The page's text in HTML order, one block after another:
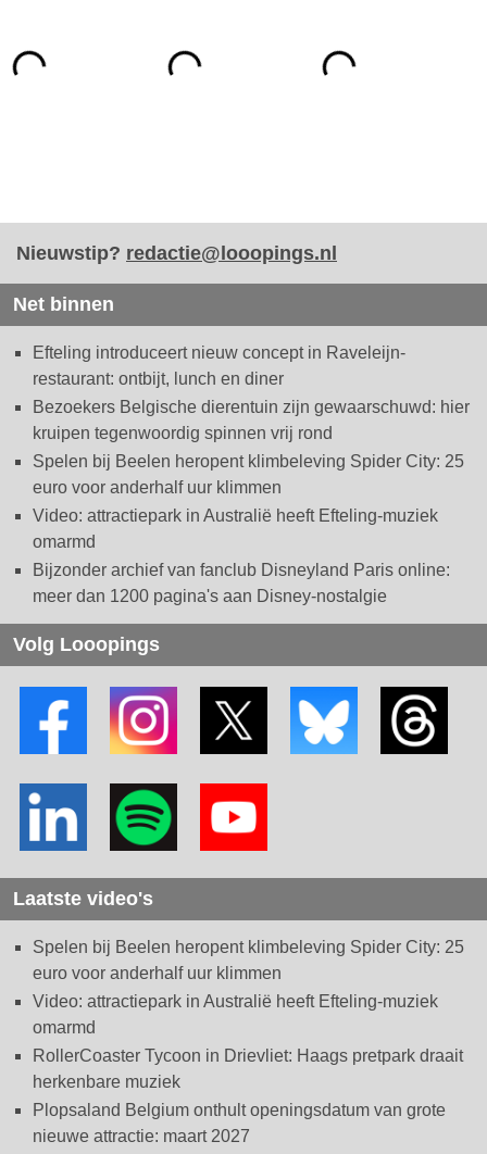
Nieuwstip? redactie@looopings.nl
Net binnen
Efteling introduceert nieuw concept in Raveleijn-
restaurant: ontbijt, lunch en diner
Bezoekers Belgische dierentuin zijn gewaarschuwd: hier
kruipen tegenwoordig spinnen vrij rond
Spelen bij Beelen heropent klimbeleving Spider City: 25
euro voor anderhalf uur klimmen
Video: attractiepark in Australië heeft Efteling-muziek
omarmd
Bijzonder archief van fanclub Disneyland Paris online:
meer dan 1200 pagina's aan Disney-nostalgie
Volg Looopings
Laatste video's
Spelen bij Beelen heropent klimbeleving Spider City: 25
euro voor anderhalf uur klimmen
Video: attractiepark in Australië heeft Efteling-muziek
omarmd
RollerCoaster Tycoon in Drievliet: Haags pretpark draait
herkenbare muziek
Plopsaland Belgium onthult openingsdatum van grote
nieuwe attractie: maart 2027